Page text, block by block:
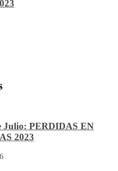
Julio: PERDIDAS EN
2023